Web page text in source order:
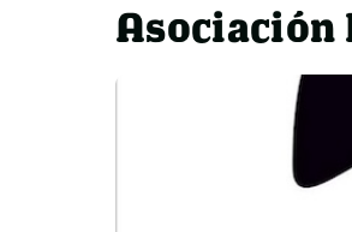
Asociación